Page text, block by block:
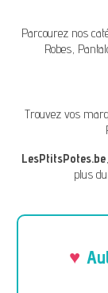
Parcourez nos
Robes,
Trouvez vos
LesPtitsPotes.be
plus